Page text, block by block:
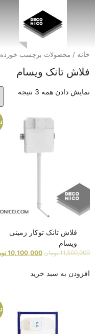
خانه / محصولات برچسب خورده
فلاش تانک ویسام
نمایش دادن همه 3 نتیجه
فلاش تانک توکار زمینی
ویسام
11,500,000 تومان 10,100,000
افزودن به سبد خرید